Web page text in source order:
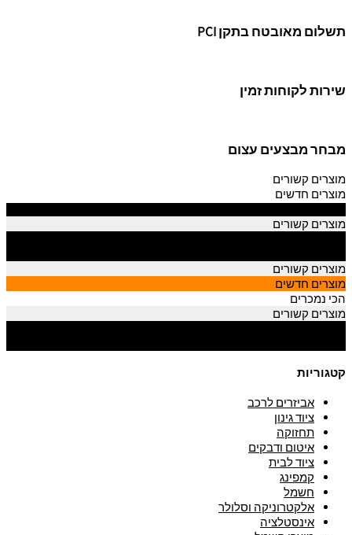
תשלום מאובטח בתקן PCI
שירות לקוחות זמין
מבחר מבצעים עצום
מוצרים קשורים
מוצרים חדשים
מוצרים קשורים
מוצרים קשורים
מוצרים חדשים
הכי נמכרים
מוצרים קשורים
קטגוריות
אביזרים לרכב
ציוד גינון
תחזוקה
איטום ודבקים
ציוד לבית
קמפינג
חשמל
אלקטרוניקה וסלולר
אינסטלציה